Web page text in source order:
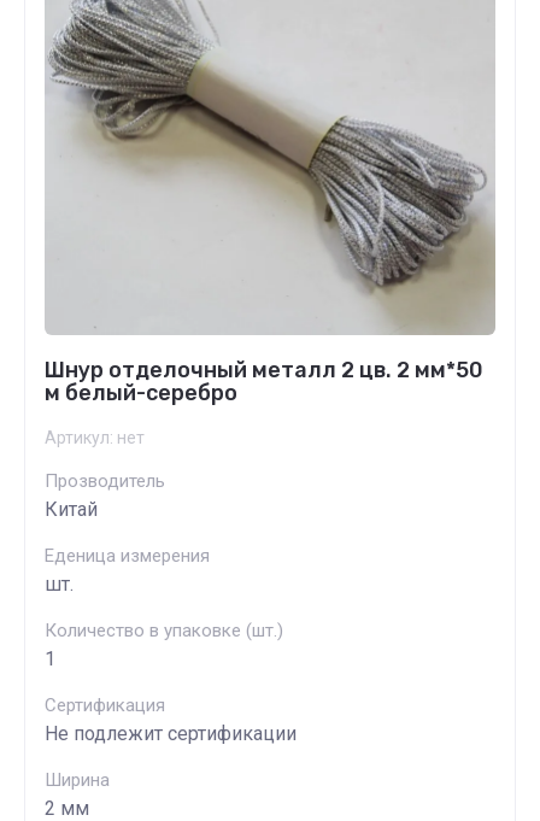
Шнур отделочный металл 2 цв. 2 мм*50
м белый-серебро
Артикул: нет
Прозводитель
Китай
Еденица измерения
шт.
Количество в упаковке (шт.)
1
Сертификация
Не подлежит сертификации
Ширина
2 мм